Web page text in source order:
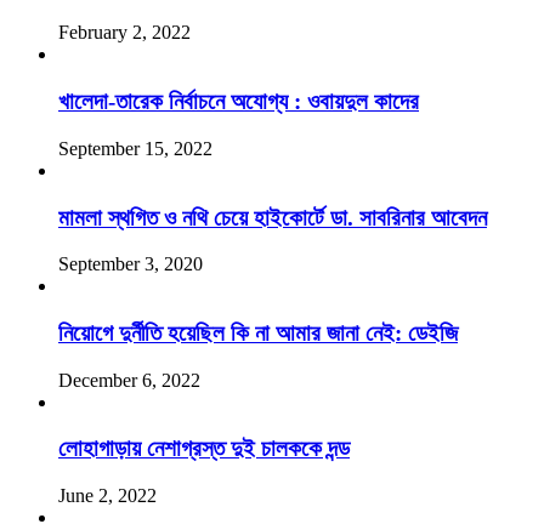
February 2, 2022
খালেদা-তারেক নির্বাচনে অযোগ্য : ওবায়দুল কাদের
September 15, 2022
মামলা স্থগিত ও নথি চেয়ে হাইকোর্টে ডা. সাবরিনার আবেদন
September 3, 2020
নিয়োগে দুর্নীতি হয়েছিল কি না আমার জানা নেই: ডেইজি
December 6, 2022
লোহাগাড়ায় নেশাগ্রস্ত দুই চালককে দন্ড
June 2, 2022